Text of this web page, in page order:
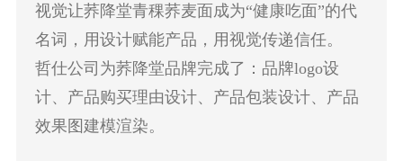
视觉让荞降堂青稞荞麦面成为“健康吃面”的代
名词，用设计赋能产品，用视觉传递信任。
哲仕公司为荞降堂品牌完成了：品牌logo设
计、产品购买理由设计、产品包装设计、产品
效果图建模渲染。